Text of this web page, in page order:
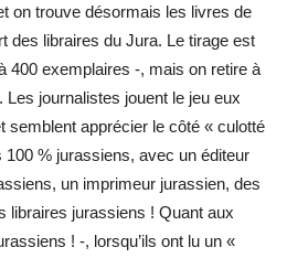
on trouve désormais les livres de
des libraires du Jura. Le tirage est
400 exemplaires -, mais on retire à
journalistes jouent le jeu eux
semblent apprécier le côté « culotté
100 % jurassiens, avec un éditeur
un imprimeur jurassien, des
libraires jurassiens ! Quant aux
! -, lorsqu’ils ont lu un «